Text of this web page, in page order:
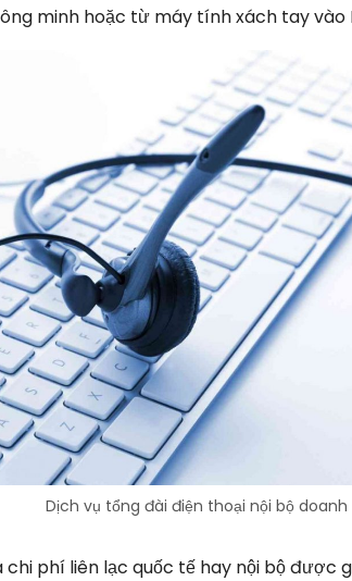
minh hoặc từ máy tính xách tay vào
Dịch vụ tổng đài điện thoại nội bộ
phí liên lạc quốc tế hay nội bộ được